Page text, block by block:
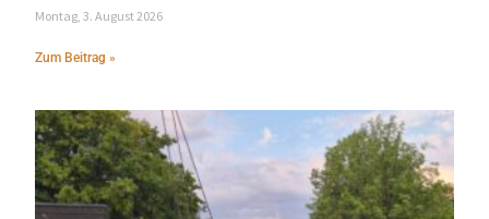
Montag, 3. August 2026
Zum Beitrag »